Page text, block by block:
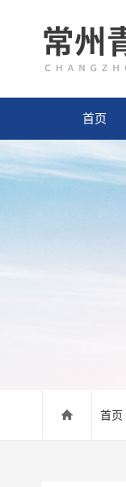
首页
首页